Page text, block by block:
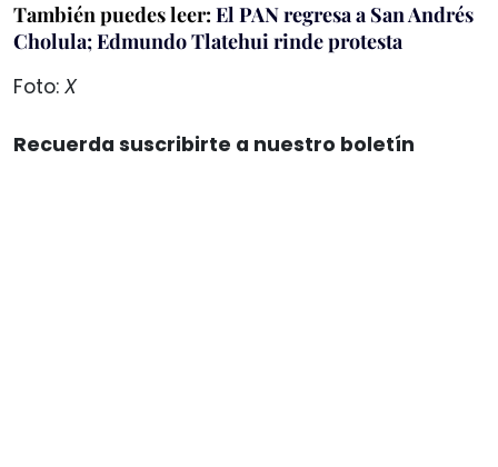
También puedes leer: El PAN regresa a San Andrés
Cholula; Edmundo Tlatehui rinde protesta
Foto: X
Recuerda suscribirte a nuestro boletín